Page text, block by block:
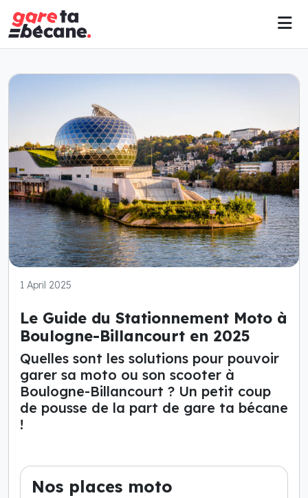
1 April 2025
Le Guide du Stationnement Moto à
Boulogne-Billancourt en 2025
Quelles sont les solutions pour pouvoir
garer sa moto ou son scooter à
Boulogne-Billancourt ? Un petit coup
de pousse de la part de gare ta bécane
!
Nos places moto